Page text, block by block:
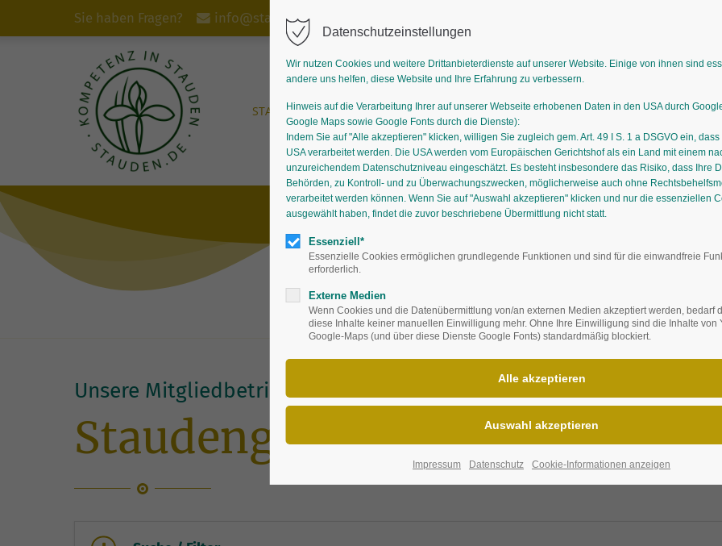
Sie haben Fragen? info@stauden.de
START STAUDENGÄRTNEREIEN AUSBILDUNG STAUDIGES
Unsere Mitgliedbetriebe vor Ort
Staudengärtnereien
Datenschutzeinstellungen
Wir nutzen Cookies und weitere Drittanbieterdienste auf unserer Website. Einige von ihnen sind
andere uns helfen, diese Website und Ihre Erfahrung zu verbessern.
Hinweis auf die Verarbeitung Ihrer auf unserer Webseite erhobenen Daten in den USA durch
Google Maps sowie Google Fonts durch die Dienste):
Indem Sie auf "Alle akzeptieren" klicken, willigen Sie zugleich gem. Art. 49 I S. 1 a DSGVO ein,
USA verarbeitet werden. Die USA werden vom Europäischen Gerichtshof als ein Land mit einem
unzureichendem Datenschutzniveau eingeschätzt. Es besteht insbesondere das Risiko, dass Ihre
Behörden, zu Kontroll- und zu Überwachungszwecken, möglicherweise auch ohne
verarbeitet werden können. Wenn Sie auf "Auswahl akzeptieren" klicken und nur die essenziellen
ausgewählt haben, findet die zuvor beschriebene Übermittlung nicht statt.
Essenziell*
Essenzielle Cookies ermöglichen grundlegende Funktionen und sind für die einwandfreie
erforderlich.
Externe Medien
Wenn Cookies und die Datenübermittlung von/an externen Medien akzeptiert werden, bedarf
diese Inhalte keiner manuellen Einwilligung mehr. Ohne Ihre Einwilligung sind die Inhalte von
Google-Maps (und über diese Dienste Google Fonts) standardmäßig blockiert.
Impressum Datenschutz Cookie-Informationen anzeigen